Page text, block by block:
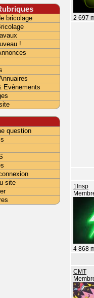
2 697
1Insp
4 868
CMT
bricolage
!
Evènements
question
site